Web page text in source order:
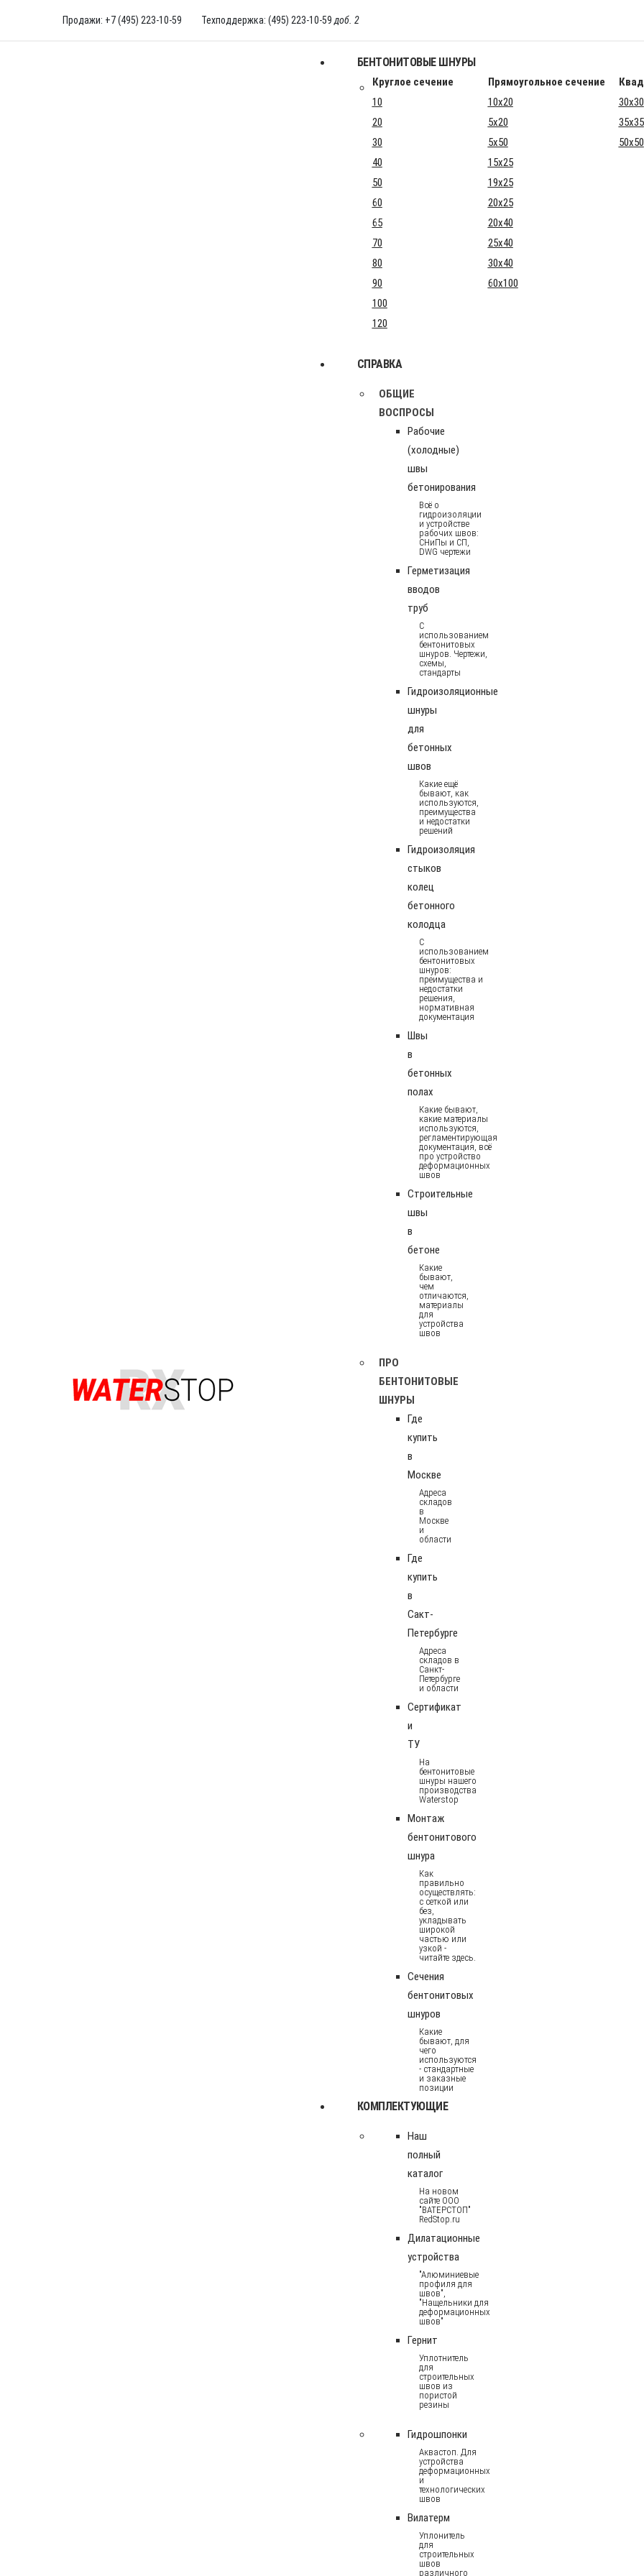
Продажи: +7 (495) 223-10-59 Техподдержка: (495) 223-10-59 доб. 2
БЕНТОНИТОВЫЕ ШНУРЫ
Круглое сечение Прямоугольное сечение
10
10x20
30x30
20
5x20
35x35
30
5x50
50x50
40
15x25
50
19x25
60
20x25
65
20x40
70
25x40
80
30x40
90
60x100
100
120
СПРАВКА
ОБЩИЕ
ВОСПРОСЫ
Рабочие
(холодные)
швы
бетонирования
Всё о
гидроизоляции
и устройстве
рабочих швов:
СНиПы и СП,
DWG чертежи
Герметизация
вводов
труб
С
использованием
бентонитовых
шнуров. Чертежи,
схемы,
стандарты
Гидроизоляционные
шнуры
для
бетонных
швов
Какие ещё
бывают, как
используются,
преимущества
и недостатки
решений
Гидроизоляция
стыков
колец
бетонного
колодца
С
использованием
бентонитовых
шнуров:
преимущества и
недостатки
решения,
нормативная
документация
Швы
в
бетонных
полах
Какие бывают,
какие материалы
используются,
регламентирующая
документация, всё
про устройство
деформационных
швов
Строительные
швы
в
бетоне
Какие
бывают,
чем
отличаются,
материалы
для
устройства
швов
ПРО
БЕНТОНИТОВЫЕ
ШНУРЫ
Где
купить
в
Москве
Адреса
складов
в
Москве
и
области
Где
купить
в
Сакт-
Петербурге
Адреса
складов в
Санкт-
Петербурге
и области
Сертификат
и
ТУ
На
бентонитовые
шнуры нашего
производства
Waterstop
Монтаж
бентонитового
шнура
Как
правильно
осуществлять:
с сеткой или
без,
укладывать
широкой
частью или
узкой -
читайте здесь.
Сечения
бентонитовых
шнуров
Какие
бывают, для
чего
используются
- стандартные
и заказные
позиции
КОМПЛЕКТУЮЩИЕ
Наш
полный
каталог
На новом
сайте ООО
"ВАТЕРСТОП"
RedStop.ru
Дилатационные
устройства
"Алюминиевые
профиля для
швов",
"Нащельники для
деформационных
швов"
Гернит
Уплотнитель
для
строительных
швов из
пористой
резины
Гидрошпонки
Аквастоп. Для
устройства
деформационных
и
технологических
швов
Вилатерм
Уплонитель
для
строительных
швов
различного